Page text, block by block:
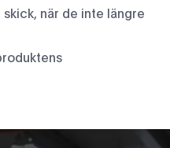
när de inte längre